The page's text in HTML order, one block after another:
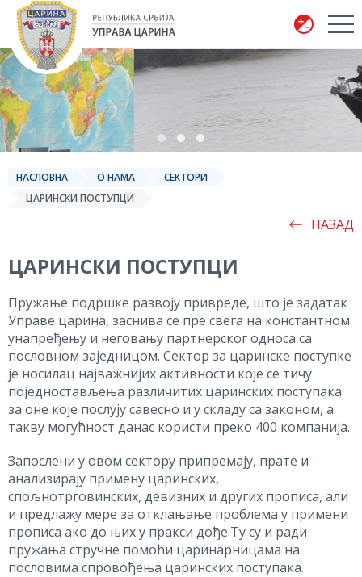
Управа царина
НАСЛОВНА О НАМА
СЕКТОРИ
ЦАРИНСКИ ПОСТУПЦИ
НАЗАД
ЦАРИНСКИ ПОСТУПЦИ
Пружање подршке развоју привреде, што је задатак
Управе царина, заснива се пре свега на константном
унапређењу и неговању партнерског односа са
пословном заједницом. Сектор за царинске поступке
је носилац најважнијих активности које се тичу
поједностављења различитих царинских поступака
за оне које послују савесно и у складу са законом, а
такву могућност данас користи преко 400 компанија.
Запослени у овом сектору припремају, прате и
анализирају примену царинских,
спољнотрговинских, девизних и других прописа, али
и предлажу мере за отклањање проблема у примени
прописа ако до њих у пракси дође.Ту су и ради
пружања стручне помоћи царинарницама на
пословима спровођења царинских поступака.